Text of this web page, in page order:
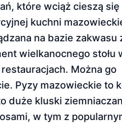
które wciąż cieszą się
kuchni
na bazie zakwasu
wielkanocnego stołu
Można go
Pyzy mazowieckie to
duże kluski
w tym z